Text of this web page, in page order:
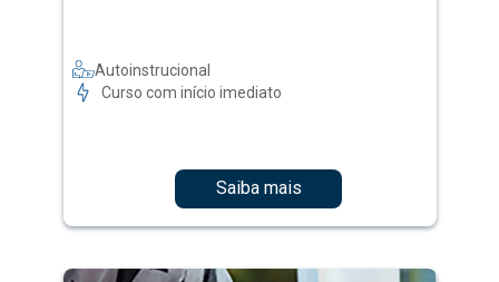
Autoinstrucional
Curso com início imediato
Saiba mais